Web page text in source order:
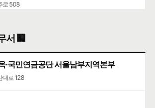
로 508
대로 385
서 🏢
·국민연금공단 서울남부지역본부
대로 128